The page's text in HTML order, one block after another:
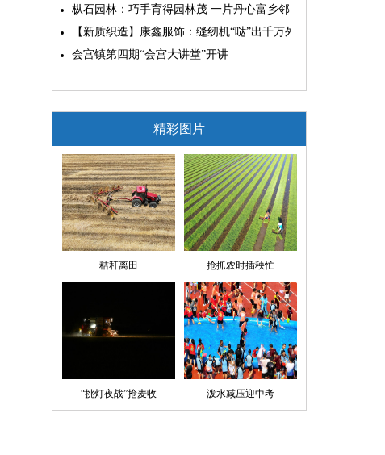
枞石园林：巧手育得园林茂 一片丹心富乡邻
【新质织造】康鑫服饰：缝纫机“哒”出千万外贸大生意
会宫镇第四期“会宫大讲堂”开讲
精彩图片
秸秆离田 抢抓农时插秧忙
“挑灯夜战”抢麦收 泼水减压迎中考